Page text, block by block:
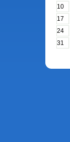
10
17
24
31